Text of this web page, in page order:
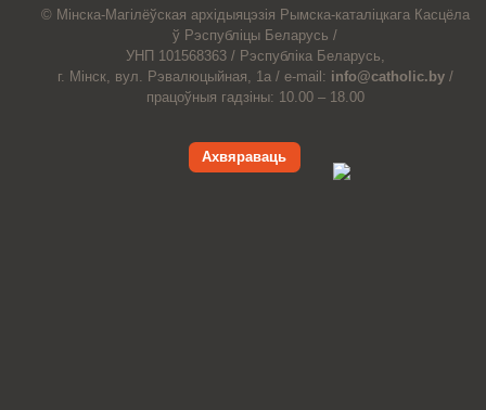
© Мiнска-Магiлёўская архiдыяцэзiя Рымска-каталіцкага Касцёла
ў Рэспубліцы Беларусь /
УНП 101568363 / Рэспубліка Беларусь,
г. Мінск, вул. Рэвалюцыйная, 1а / e-mail: info@catholic.by /
працоўныя гадзіны: 10.00 – 18.00
Ахвяраваць